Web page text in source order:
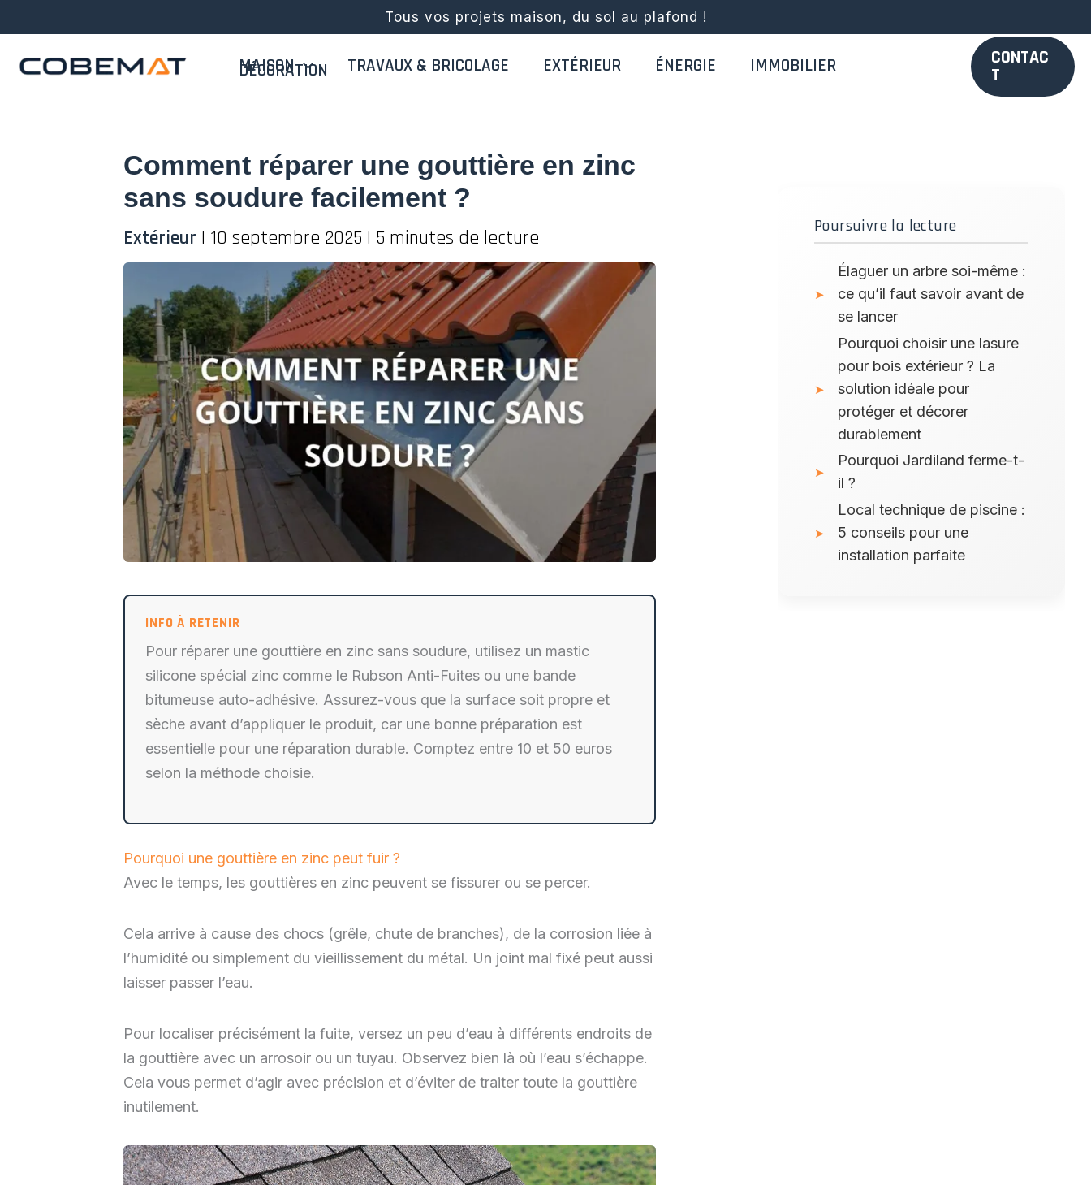
Tous vos projets maison, du sol au plafond !
MAISON TRAVAUX & BRICOLAGE EXTÉRIEUR ÉNERGIE IMMOBILIER
DÉCORATION
CONTAC
T
Comment réparer une gouttière en zinc
sans soudure facilement ?
Extérieur | 10 septembre 2025 | 5 minutes de lecture
Pour réparer une gouttière en zinc sans soudure, utilisez un mastic
silicone spécial zinc comme le Rubson Anti-Fuites ou une bande
bitumeuse auto-adhésive. Assurez-vous que la surface soit propre et
sèche avant d’appliquer le produit, car une bonne préparation est
essentielle pour une réparation durable. Comptez entre 10 et 50 euros
selon la méthode choisie.
Pourquoi une gouttière en zinc peut fuir ?
Avec le temps, les gouttières en zinc peuvent se fissurer ou se percer.
Cela arrive à cause des chocs (grêle, chute de branches), de la corrosion liée à
l’humidité ou simplement du vieillissement du métal. Un joint mal fixé peut aussi
laisser passer l’eau.
Pour localiser précisément la fuite, versez un peu d’eau à différents endroits de
la gouttière avec un arrosoir ou un tuyau. Observez bien là où l’eau s’échappe.
Cela vous permet d’agir avec précision et d’éviter de traiter toute la gouttière
inutilement.
Poursuivre la lecture
Élaguer un arbre soi-même :
ce qu’il faut savoir avant de
se lancer
Pourquoi choisir une lasure
pour bois extérieur ? La
solution idéale pour
protéger et décorer
durablement
Pourquoi Jardiland ferme-t-
il ?
Local technique de piscine :
5 conseils pour une
installation parfaite